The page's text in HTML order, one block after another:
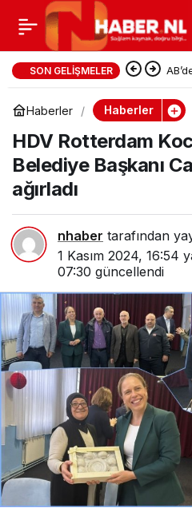
SON GELIŞMELER
yurt
Haberler Haberler
HDV Rotterdam
Belediye Başkanı
ağırladı
nhaber tarafından
1 Kasım 2024, 16:54
07:30 güncellendi
Hollanda’da borçlu veya
iflas eden şirketi
devretmek/ satmak
büyük suçtur!